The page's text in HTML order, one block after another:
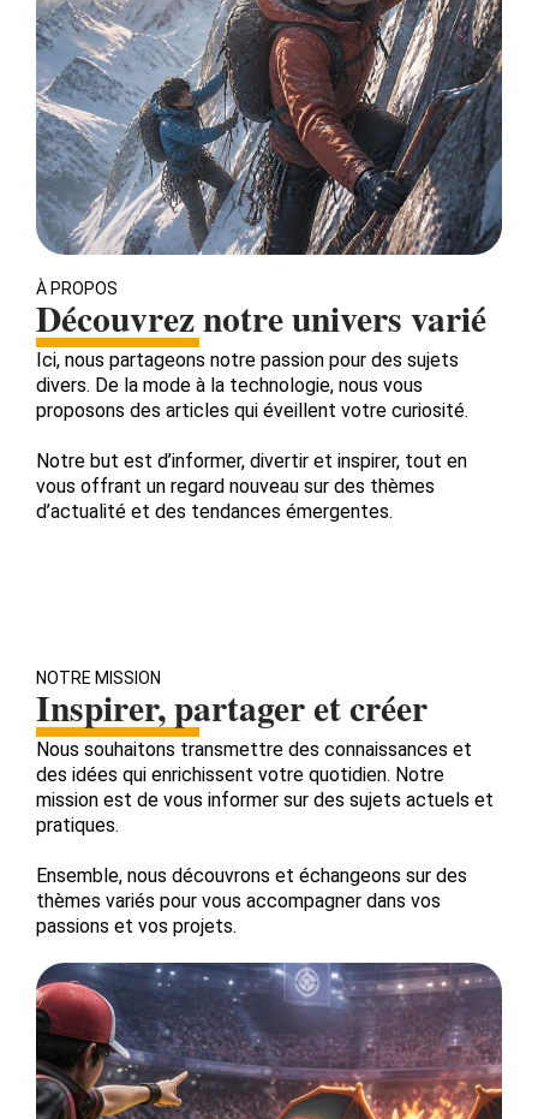
À PROPOS
Découvrez notre univers varié
Ici, nous partageons notre passion pour des sujets
divers. De la mode à la technologie, nous vous
proposons des articles qui éveillent votre curiosité.
Notre but est d’informer, divertir et inspirer, tout en
vous offrant un regard nouveau sur des thèmes
d’actualité et des tendances émergentes.
NOTRE MISSION
Inspirer, partager et créer
Nous souhaitons transmettre des connaissances et
des idées qui enrichissent votre quotidien. Notre
mission est de vous informer sur des sujets actuels et
pratiques.
Ensemble, nous découvrons et échangeons sur des
thèmes variés pour vous accompagner dans vos
passions et vos projets.